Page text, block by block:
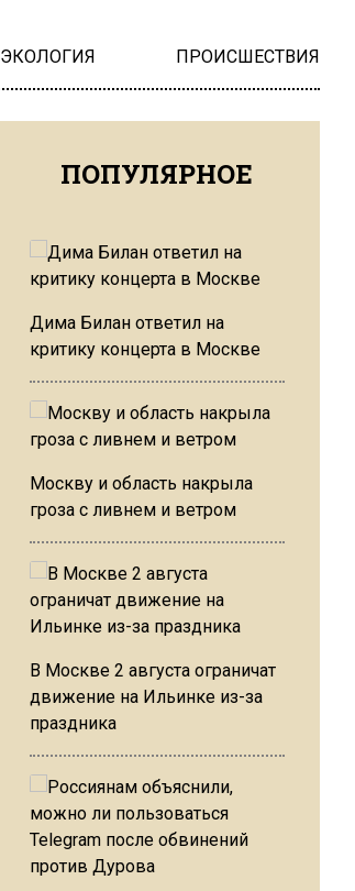
ЭКОЛОГИЯ ПРОИСШЕСТВИЯ
ПОПУЛЯРНОЕ
Дима Билан ответил на
критику концерта в Москве
Москву и область накрыла
гроза с ливнем и ветром
В Москве 2 августа ограничат
движение на Ильинке из-за
праздника